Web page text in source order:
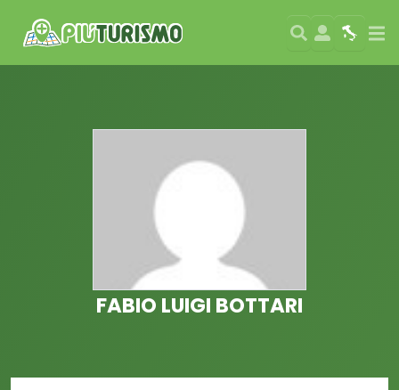
Search
User Map
FABIO LUIGI BOTTARI